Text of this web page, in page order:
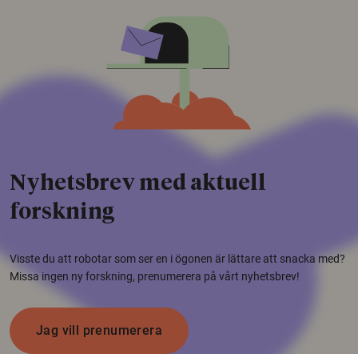
Nyhetsbrev med aktuell
forskning
Visste du att robotar som ser en i ögonen är lättare att snacka med?
Missa ingen ny forskning, prenumerera på vårt nyhetsbrev!
Jag vill prenumerera